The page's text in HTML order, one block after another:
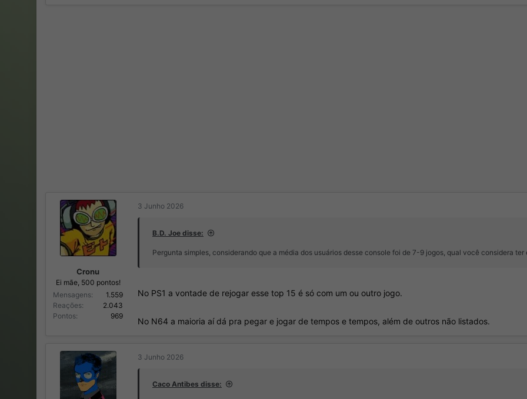
Cronu
Ei mãe, 500 pontos!
Mensagens
1.559
Reações
2.043
Pontos
969
3 Junho 2026
B.D. Joe disse:
Pergunta simples, considerando que a média dos usuários desse console foi de 7-9 jogos, qual você considera ter
No PS1 a vontade de rejogar esse top 15 é só com um ou outro jogo.
No N64 a maioria aí dá pra pegar e jogar de tempos e tempos, além de outros não listados.
3 Junho 2026
Caco Antibes disse: